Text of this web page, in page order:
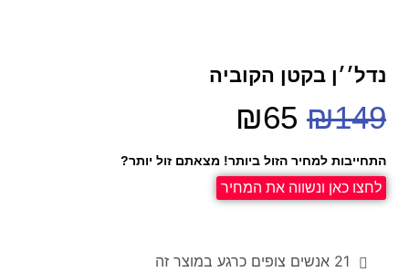
נדל׳׳ן בקטן הקוביה
₪149
₪65
התחייבות למחיר הזול ביותר! מצאתם זול יותר?
לחצו כאן ונשווה את המחיר
21 אנשים צופים כרגע במוצר זה